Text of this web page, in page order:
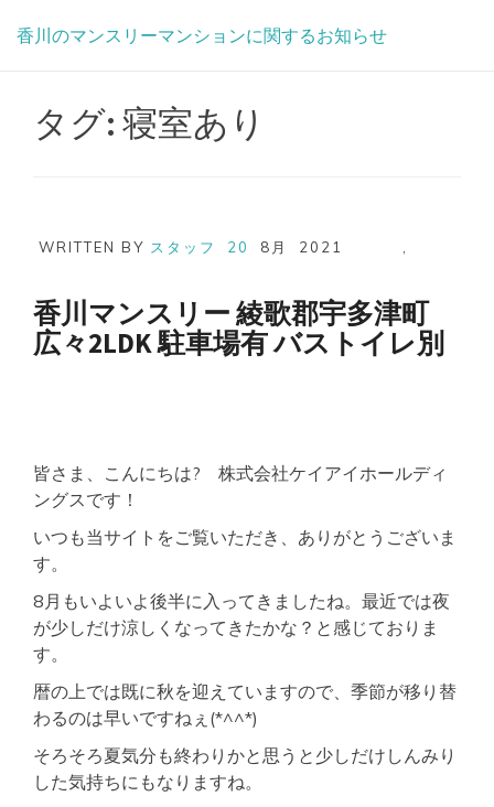
香川のマンスリーマンションに関するお知らせ
タグ: 寝室あり
WRITTEN BY スタッフ 20 8月 ,
2021
香川マンスリー 綾歌郡宇多津町
広々2LDK 駐車場有 バストイレ別
皆さま、こんにちは? 株式会社ケイアイホールディ
ングスです！
いつも当サイトをご覧いただき、ありがとうございま
す。
8月もいよいよ後半に入ってきましたね。最近では夜
が少しだけ涼しくなってきたかな？と感じておりま
す。
暦の上では既に秋を迎えていますので、季節が移り替
わるのは早いですねぇ(*^^*)
そろそろ夏気分も終わりかと思うと少しだけしんみり
した気持ちにもなりますね。